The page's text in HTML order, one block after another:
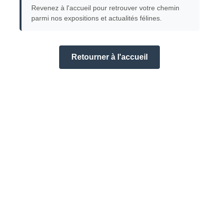
Revenez à l'accueil pour retrouver votre chemin
parmi nos expositions et actualités félines.
Retourner à l'accueil